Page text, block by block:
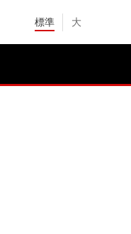
標準 大